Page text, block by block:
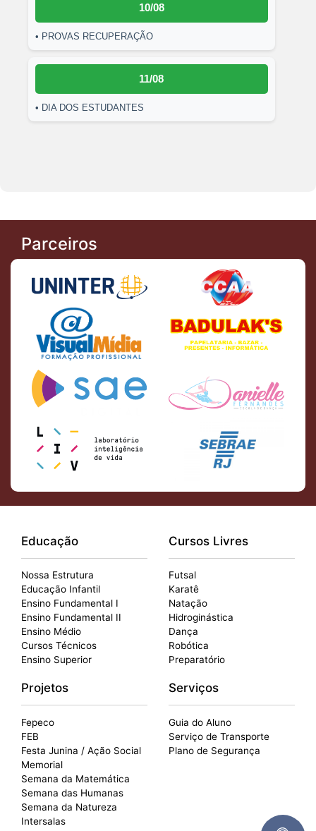
10/08
• PROVAS RECUPERAÇÃO
11/08
• DIA DOS ESTUDANTES
Parceiros
Educação
Nossa Estrutura
Educação Infantil
Ensino Fundamental I
Ensino Fundamental II
Ensino Médio
Cursos Técnicos
Ensino Superior
Cursos Livres
Futsal
Karatê
Natação
Hidroginástica
Dança
Robótica
Preparatório
Projetos
Fepeco
FEB
Festa Junina / Ação Social
Memorial
Semana da Matemática
Semana das Humanas
Semana da Natureza
Intersalas
Serviços
Guia do Aluno
Serviço de Transporte
Plano de Segurança